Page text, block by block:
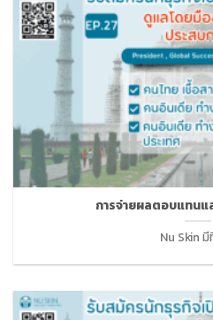
การจ่ายผลตอบแทน
Nu Skin